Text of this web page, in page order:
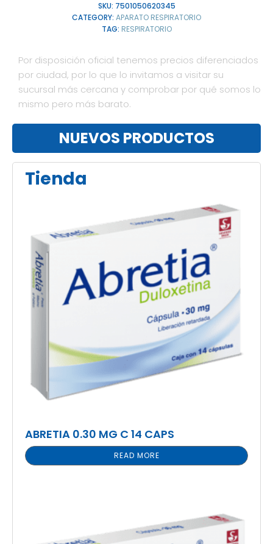
SKU: 7501050620345
CATEGORY: APARATO RESPIRATORIO
TAG: RESPIRATORIO
Por disposición oficial tenemos precios diferenciados
por ciudad, por lo que lo invitamos a visitar su
sucursal más cercana y comprobar por qué somos lo
mismo pero más barato.
NUEVOS PRODUCTOS
Tienda
ABRETIA 0.30 MG C 14 CAPS
READ MORE